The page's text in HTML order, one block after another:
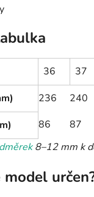
36 37
236 240
86 87
8–12 mm k